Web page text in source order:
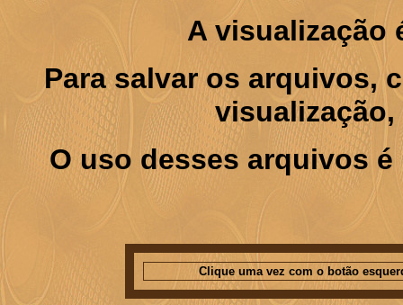
A visualização
Para salvar os arquivos,
O uso desses arquivos
Clique uma vez com o botão